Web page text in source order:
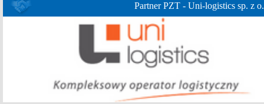
Partner PZT - Uni-logistics sp. z